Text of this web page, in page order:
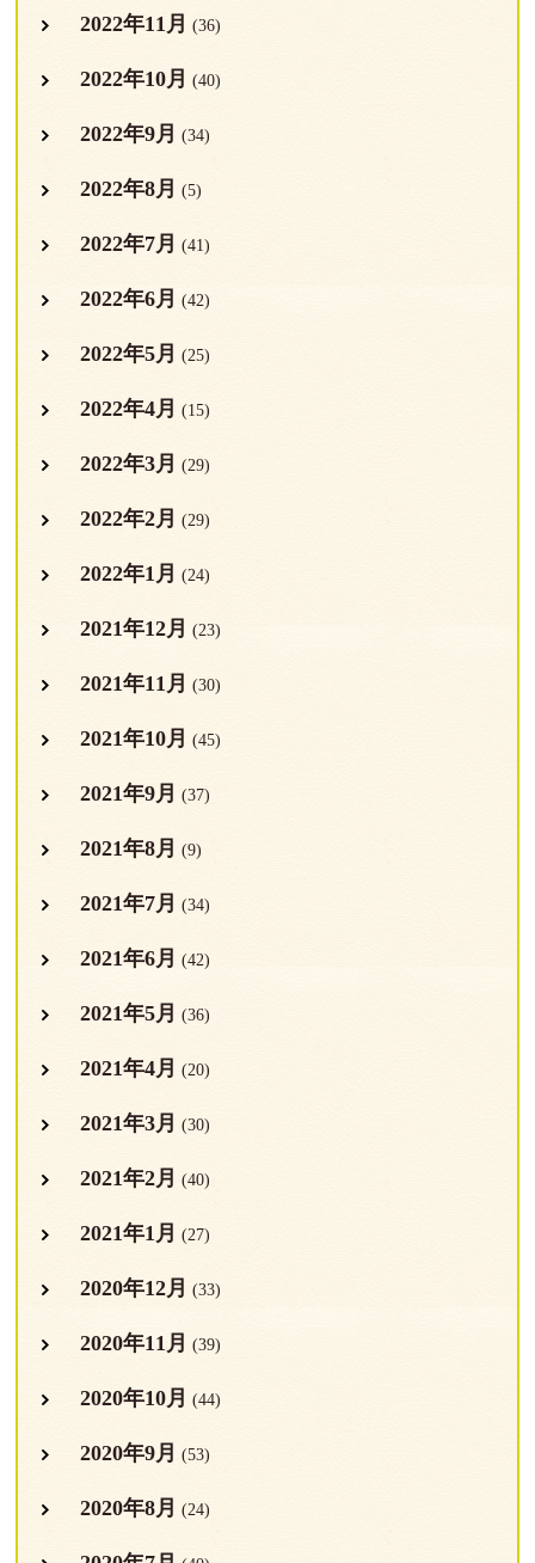
2022年11月 (36)
2022年10月 (40)
2022年9月 (34)
2022年8月 (5)
2022年7月 (41)
2022年6月 (42)
2022年5月 (25)
2022年4月 (15)
2022年3月 (29)
2022年2月 (29)
2022年1月 (24)
2021年12月 (23)
2021年11月 (30)
2021年10月 (45)
2021年9月 (37)
2021年8月 (9)
2021年7月 (34)
2021年6月 (42)
2021年5月 (36)
2021年4月 (20)
2021年3月 (30)
2021年2月 (40)
2021年1月 (27)
2020年12月 (33)
2020年11月 (39)
2020年10月 (44)
2020年9月 (53)
2020年8月 (24)